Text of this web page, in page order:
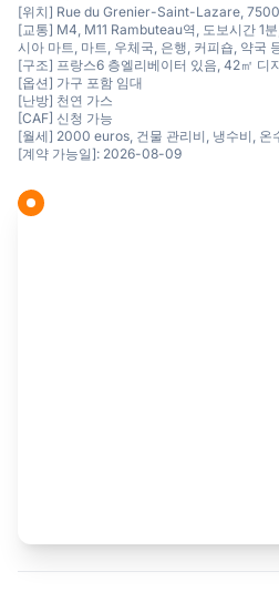
[위치] Rue du Grenier-Saint-Lazare,
[교통] M4, M11 Rambuteau역, 도보시간 1
시아 마트, 마트, 우체국, 은행, 커피숍, 약국
[구조] 프랑스6 층엘리베이터 있음, 42㎡ 디
[옵션] 가구 포함 임대
[난방] 천연 가스
[CAF] 신청 가능
[월세] 2000 euros, 건물 관리비, 냉수비, 온
[계약 가능일]: 2026-08-09